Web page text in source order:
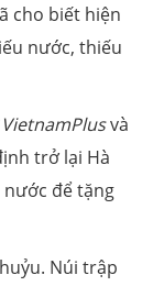
cho biết hiện
nước, thiếu
và
trở lại Hà
nước để tặng
Núi trập